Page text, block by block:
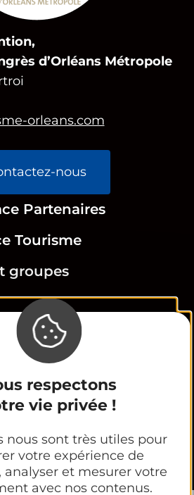
respectons
vie privée !
nous sont très utiles pour
votre expérience de
analyser et mesurer votre
avec nos contenus.
d’Orléans Métropole
orleans.com
nous
Partenaires
Tourisme
groupes
Plan du site